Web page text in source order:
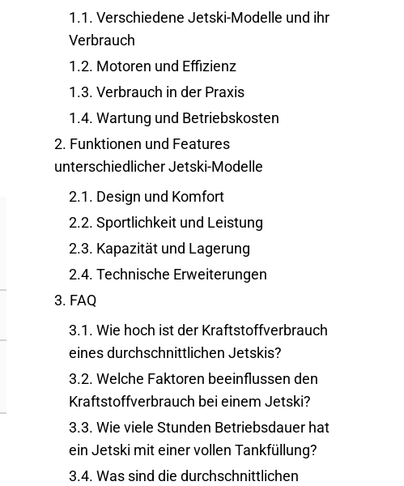
1.1. Verschiedene Jetski-Modelle und ihr
Verbrauch
1.2. Motoren und Effizienz
1.3. Verbrauch in der Praxis
1.4. Wartung und Betriebskosten
2. Funktionen und Features
unterschiedlicher Jetski-Modelle
2.1. Design und Komfort
2.2. Sportlichkeit und Leistung
2.3. Kapazität und Lagerung
2.4. Technische Erweiterungen
3. FAQ
3.1. Wie hoch ist der Kraftstoffverbrauch
eines durchschnittlichen Jetskis?
3.2. Welche Faktoren beeinflussen den
Kraftstoffverbrauch bei einem Jetski?
3.3. Wie viele Stunden Betriebsdauer hat
ein Jetski mit einer vollen Tankfüllung?
3.4. Was sind die durchschnittlichen